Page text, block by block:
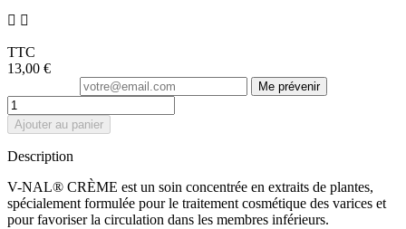
 
TTC
13,00 €
Me prévenir
Ajouter au panier
Description
V-NAL® CRÈME est un soin concentrée en extraits de plantes,
spécialement formulée pour le traitement cosmétique des varices et
pour favoriser la circulation dans les membres inférieurs.